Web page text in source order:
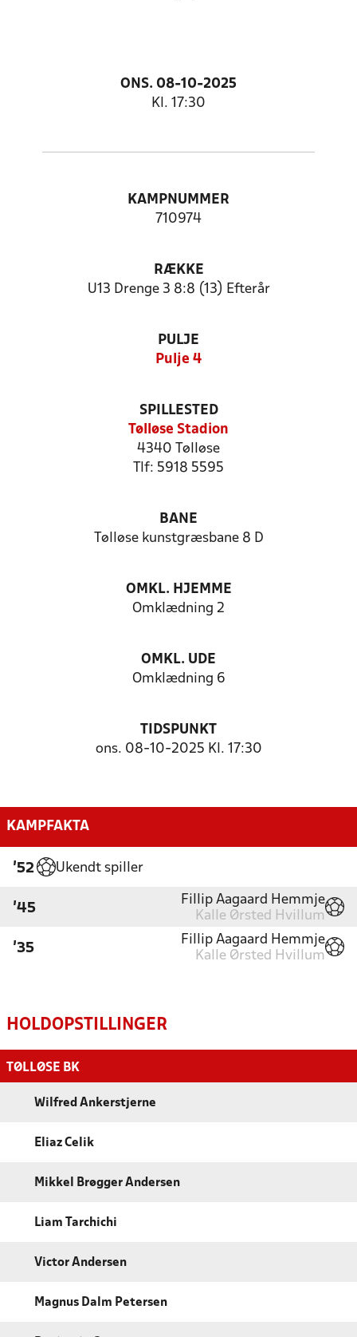
ONS. 08-10-2025
Kl. 17:30
KAMPNUMMER
710974
RÆKKE
U13 Drenge 3 8:8 (13) Efterår
PULJE
Pulje 4
SPILLESTED
Tølløse Stadion
4340 Tølløse
Tlf: 5918 5595
BANE
Tølløse kunstgræsbane 8 D
OMKL. HJEMME
Omklædning 2
OMKL. UDE
Omklædning 6
TIDSPUNKT
ons. 08-10-2025 Kl. 17:30
KAMPFAKTA
'52 Ukendt spiller
'45
Fillip Aagaard Hemmje
Kalle Ørsted Hvillum
'35
Fillip Aagaard Hemmje
Kalle Ørsted Hvillum
HOLDOPSTILLINGER
TØLLØSE BK
Wilfred Ankerstjerne
Eliaz Celik
Mikkel Brøgger Andersen
Liam Tarchichi
Victor Andersen
Magnus Dalm Petersen